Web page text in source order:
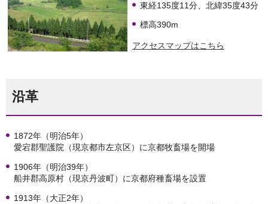
東経135度11分、北緯35度43分
標高390m
アクセスマップはこちら
沿革
1872年（明治5年）
愛宕郡聖護院（現京都市左京区）に京都牧畜場を開場
1906年（明治39年）
船井郡高原村（現京丹波町）に京都府種畜場を設置
1913年（大正2年）